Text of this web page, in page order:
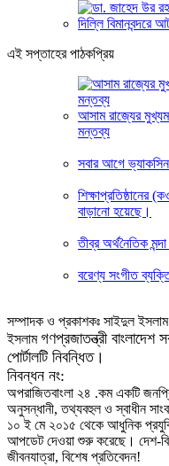
দিল্লি বিমানবন্দরে
এই সপ্তাহের পাঠকপ্রিয়
আসাম রাজ্যের
মন্তব্য
সবার আগে ভ্যাক‌সিন
শিক্ষাপ্রতিষ্ঠানের
বাড়ানো হয়েছে।
তীব্র অর্থ‌নৈ‌তিক
বরেণ্য সংগীত
সম্পাদক ও প্রকাশকঃ সাইদুল
ইসলামগণপ্রজাতন্ত্রী
পোর্টালটি নিবন্ধিত।
নিবন্ধন নং:
অপরাজিতবাংলা ২৪ .কম একটি
অনুসন্ধানী, তথ্যবহুল ও স্বাধীন
১০ ই মে ২০১৫ থেকে আধুনিক
আপডেট দেওয়া শুরু করেছে। দেশ-
জীবনযাত্রা, বিশেষ প্রতিবেদন!